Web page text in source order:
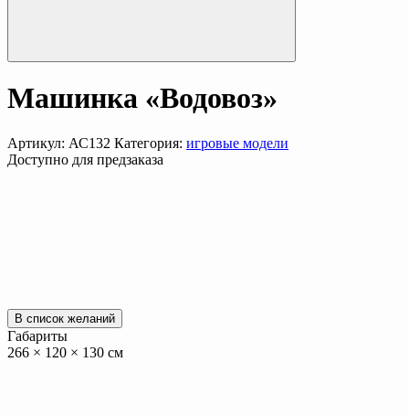
Машинка «Водовоз»
Артикул: АС132 Категория: игровые модели
Доступно для предзаказа
В список желаний
Габариты
266 × 120 × 130 см